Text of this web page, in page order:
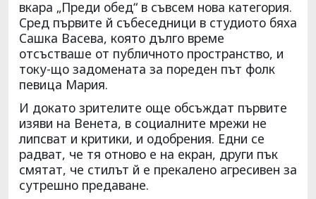
вкара „Преди обед“ в съвсем нова категория.
Сред първите й събеседници в студиото бяха
Сашка Васева, която дълго време
отсъстваше от публичното пространство, и
току-що задомената за пореден път фолк
певица Мария.
И докато зрителите още обсъждат първите
изяви на Венета, в социалните мрежи не
липсват и критики, и одобрения. Едни се
радват, че тя отново е на екран, други пък
смятат, че стилът й е прекалено агресивен за
сутрешно предаване.